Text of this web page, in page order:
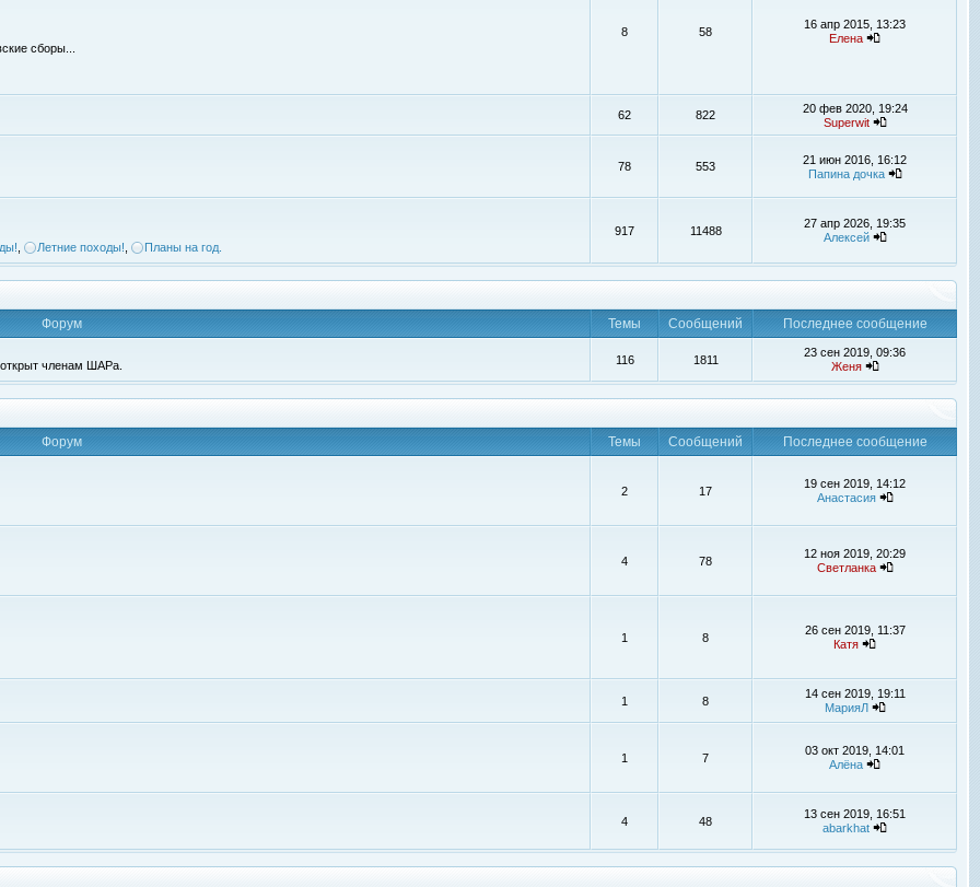
сборы...
8 58
16 апр 2015, 13:23
Елена
62 822
20 фев 2020, 19:24
Superwit
78 553
21 июн 2016, 16:12
Папина дочка
Летние походы! Планы на год.
917 11488
27 апр 2026, 19:35
Алексей
Форум Темы Сообщений Последнее сообщение
членам ШАРа. 116 1811
23 сен 2019, 09:36
Женя
Форум Темы Сообщений Последнее сообщение
2 17
19 сен 2019, 14:12
Анастасия
4 78
12 ноя 2019, 20:29
Светланка
1 8
26 сен 2019, 11:37
Катя
1 8
14 сен 2019, 19:11
МарияЛ
1 7
03 окт 2019, 14:01
Алёна
4 48
13 сен 2019, 16:51
abarkhat